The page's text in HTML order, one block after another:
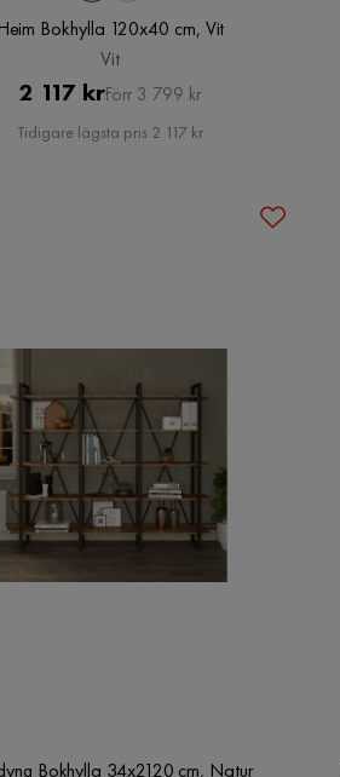
Bokhylla 120x40 cm, Vit
Vit
Pris
2 117 krOriginal
Pris
Förr 3 799 kr
Tidigare lägsta pris 2 117 kr
Bokhylla 34x2120 cm, Natur